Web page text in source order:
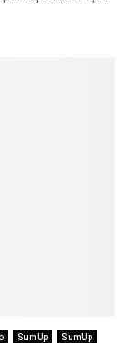
SumUp
SumUp